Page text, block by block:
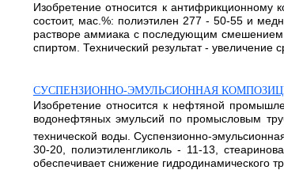
Изобретение относится к
состоит, мас.%: полиэтилен 277 - 50-55 и
растворе аммиака с последующим смешением
спиртом. Технический результат -
СУСПЕНЗИОННО-ЭМУЛЬСИОННАЯ
Изобретение относится к нефтяной
водонефтяных эмульсий по промысловым
технической воды. Суспензионно-
30-20, полиэтиленгликоль - 11-13,
обеспечивает снижение гидродинамического